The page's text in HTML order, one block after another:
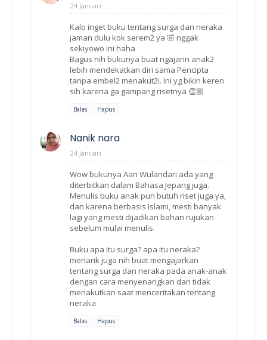
24 Januari
Kalo inget buku tentang surga dan neraka
jaman dulu kok serem2 ya 🤣 nggak
sekiyowo ini haha
Bagus nih bukunya buat ngajarin anak2
lebih mendekatkan diri sama Pencipta
tanpa embel2 menakut2i. Ini yg bikin keren
sih karena ga gampang risetnya 👏🏼
Balas Hapus
Nanik nara
24 Januari
Wow bukunya Aan Wulandari ada yang
diterbitkan dalam Bahasa Jepang juga.
Menulis buku anak pun butuh riset juga ya,
dan karena berbasis Islami, mesti banyak
lagi yang mesti dijadikan bahan rujukan
sebelum mulai menulis.
Buku apa itu surga? apa itu neraka?
menarik juga nih buat mengajarkan
tentang surga dan neraka pada anak-anak
dengan cara menyenangkan dan tidak
menakutkan saat menceritakan tentang
neraka
Balas Hapus